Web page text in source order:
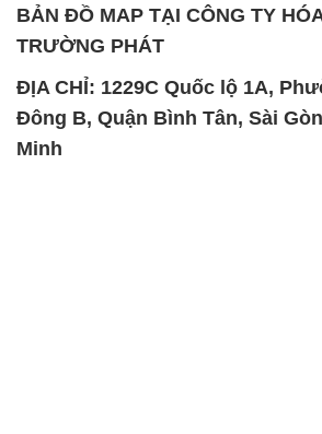
BẢN ĐỒ MAP TẠI CÔNG TY
TRƯỜNG PHÁT
ĐỊA CHỈ: 1229C Quốc lộ 1A,
Đông B, Quận Bình Tân, Sài
Minh